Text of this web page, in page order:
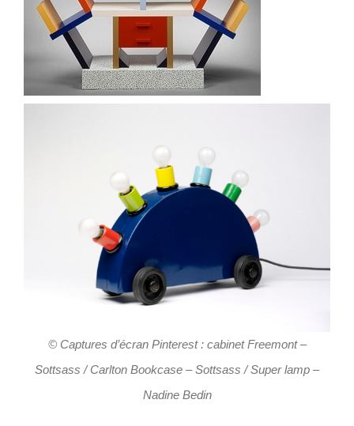
© Captures d’écran Pinterest : cabinet Freemont –
Sottsass / Carlton Bookcase – Sottsass / Super lamp –
Nadine Bedin